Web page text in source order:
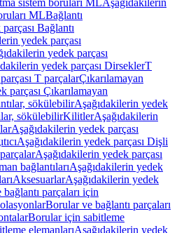
sistem boruları MLAşağıdakilerin
MLBağlantı
Bağlantı
yedek parçası
yedek parçası
yedek parçası DirseklerT
T parçalarÇıkarılamayan
parçası Çıkarılamayan
sökülebilirAşağıdakilerin yedek
sökülebilirKilitlerAşağıdakilerin
Aşağıdakilerin yedek parçası
Aşağıdakilerin yedek parçası Dişli
Aşağıdakilerin yedek parçası
bağlantılarıAşağıdakilerin yedek
AksesuarlarAşağıdakilerin yedek
parçaları için
Borular ve bağlantı parçaları
Borular için sabitleme
elemanlarıAşağıdakilerin yedek